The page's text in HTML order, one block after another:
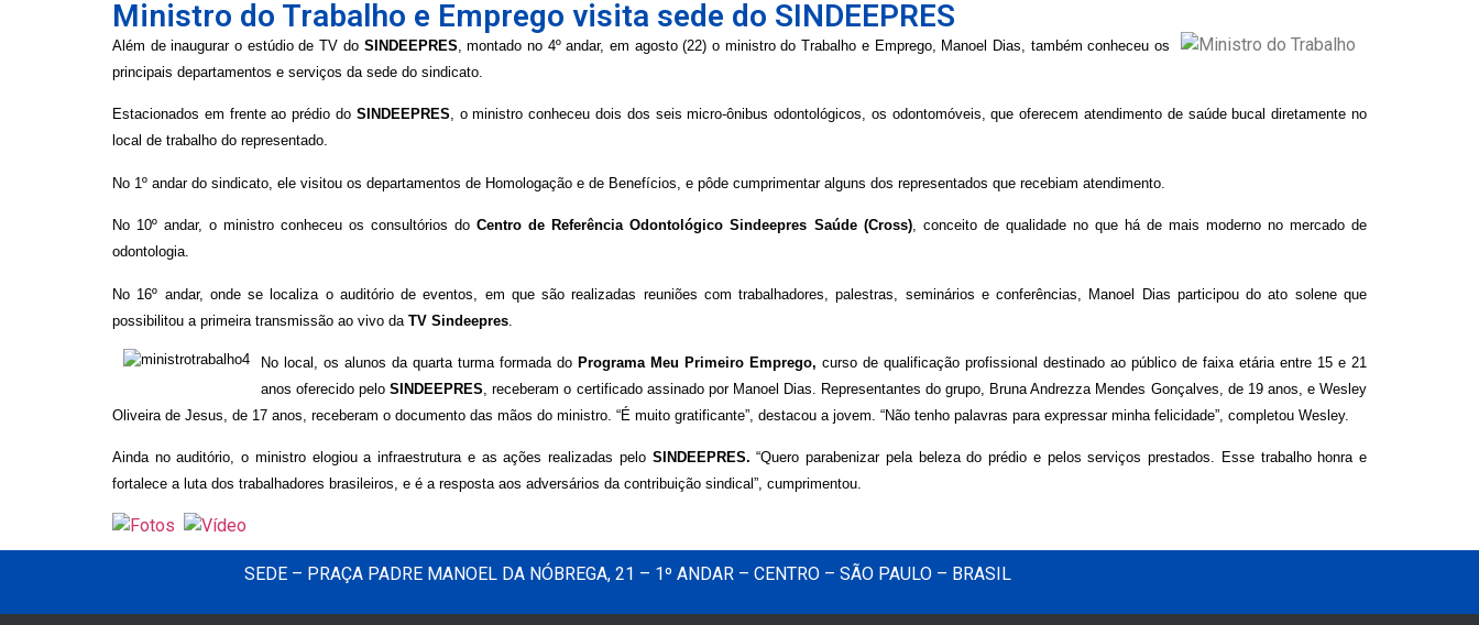
Ministro do Trabalho e Emprego visita sede do SINDEEPRES
Além de inaugurar o estúdio de TV do SINDEEPRES, montado no 4º andar, em agosto (22) o ministro do Trabalho e Emprego, Manoel Dias, também conheceu os
principais departamentos e serviços da sede do sindicato.
Estacionados em frente ao prédio do SINDEEPRES, o ministro conheceu dois dos seis micro-ônibus odontológicos, os odontomóveis, que oferecem atendimento de saúde bucal diretamente no
local de trabalho do representado.
No 1º andar do sindicato, ele visitou os departamentos de Homologação e de Benefícios, e pôde cumprimentar alguns dos representados que recebiam atendimento.
No 10º andar, o ministro conheceu os consultórios doCentro de Referência Odontológico Sindeepres Saúde (Cross), conceito de qualidade no que há de mais moderno no mercado de
odontologia.
No 16º andar, onde se localiza o auditório de eventos, em que são realizadas reuniões com trabalhadores, palestras, seminários e conferências, Manoel Dias participou do ato solene que
possibilitou a primeira transmissão ao vivo da TV Sindeepres
No local , os alunos da quarta turma formada do Programa Meu Primeiro Emprego, curso de qualificação profissional destinado ao público de faixa etária entre 15 e 21
anos oferecido peloSINDEEPRES , receberam o certificado assinado por Manoel Dias.
Representantes do grupo, Bruna Andrezza Mendes Gonçalves, de 19 anos, e Wesley
Oliveira de Jesus, de 17 anos, receberam o documento das mãos do ministro. “É muito gratificante”, destacou a jovem. “Não tenho palavras para expressar minha felicidade”, completou Wesley.
Ainda no auditório, o ministro elogiou a infraestrutura e as ações realizadas pelo SINDEEPRES. “Quero parabenizar pela beleza do prédio e pelos serviços prestados. Esse trabalho honra e
fortalece a luta dos trabalhadores brasileiros, e é a resposta aos adversários da contribuição sindical”, cumprimentou.
SEDE – PRAÇA PADRE MANOEL DA NÓBREGA, 21 – 1º ANDAR – CENTRO – SÃO PAULO – BRASIL